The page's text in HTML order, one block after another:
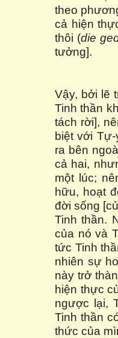
theo
cả hiện
thôi (die
tưởng].
Vậy, bởi lẽ
Tinh thần
tách rời],
biệt với
ra bên
cả hai,
một lúc;
hữu, hoạt
đời sống
Tinh thần.
của nó và
tức Tinh
nhiên sự
này trở
hiện thực
ngược lại,
Tinh thần
thức của